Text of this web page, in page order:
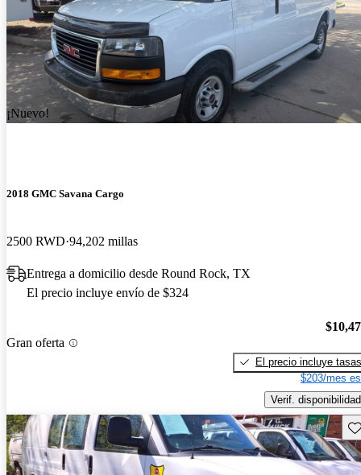
¡Nuevo!
2018 GMC Savana Cargo
2500 RWD 94,202 millas
Entrega a domicilio desde Round Rock, TX
El precio incluye envío de $324
Gran oferta
El precio incluye tasas
$203/mes
Verif. disponibilidad